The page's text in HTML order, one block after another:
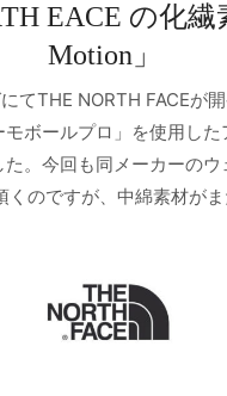
EACE の化繊
Motion」
てTHE NORTH FACEが
ボールプロ」を使用した
。今回も同メーカーのウ
くのですが、中綿素材が